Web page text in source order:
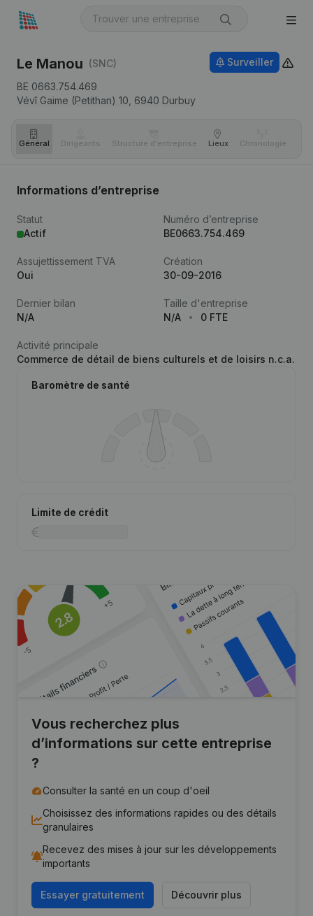
Le Manou (SNC)
BE 0663.754.469
Vévî Gaime (Petithan) 10, 6940 Durbuy
Surveiller
Général Dirigeants Structure d'entreprise Lieux Chronologie
Informations d’entreprise
Statut
Actif
Numéro d’entreprise
BE0663.754.469
Assujettissement TVA
Oui
Création
30-09-2016
Dernier bilan
N/A
Taille d'entreprise
N/A
0 FTE
Activité principale
Commerce de détail de biens culturels et de loisirs n.c.a.
Baromètre de santé
Limite de crédit
Vous recherchez plus
d’informations sur cette entreprise
?
Consulter la santé en un coup d'oeil
Choisissez des informations rapides ou des détails
granulaires
Recevez des mises à jour sur les développements
importants
Essayer gratuitement Découvrir plus